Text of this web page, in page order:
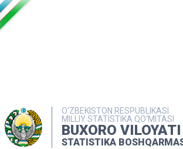
O‘ZBEKISTON RESPUBLIKASI
MILLIY STATISTIKA QO‘MITASI
BUXORO VILOYATI
STATISTIKA
MATBUOT XIZMATI
MUROJAATLAR